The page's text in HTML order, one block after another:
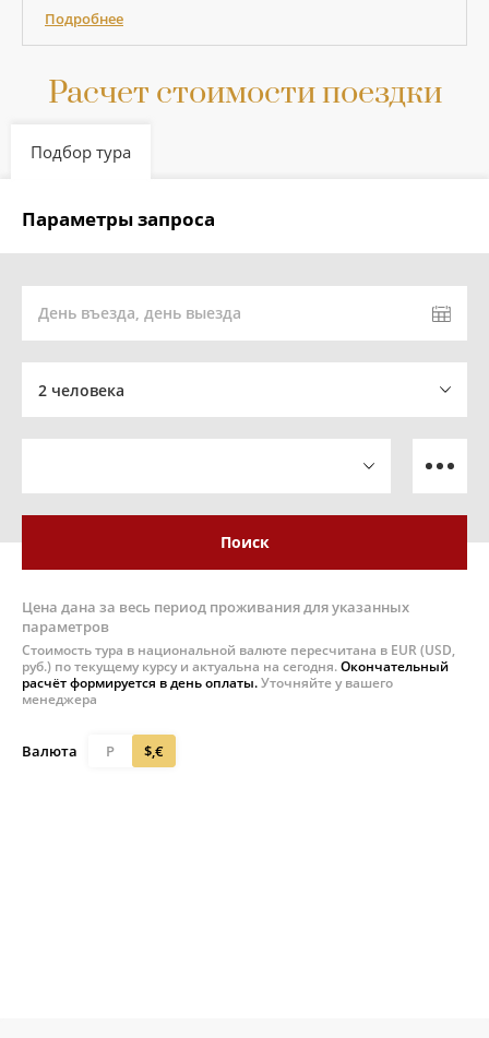
Подробнее
Расчет стоимости поездки
Подбор тура
Параметры запроса
День въезда, день выезда
2 человека
Поиск
Цена дана за весь период проживания для указанных
параметров
Стоимость тура в национальной валюте пересчитана в EUR (USD,
руб.) по текущему курсу и актуальна на сегодня.Окончательный
расчёт формируется в день оплаты.Уточняйте у вашего
менеджера
Валюта Р $,€